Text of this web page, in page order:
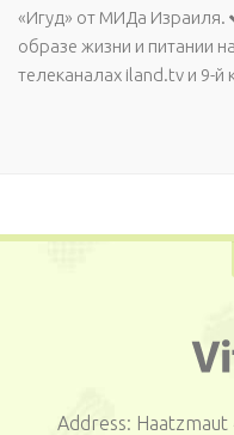
«Игуд» от МИДа Израиля.
образе жизни и питании
телеканалах iland.tv и 9-
Address: